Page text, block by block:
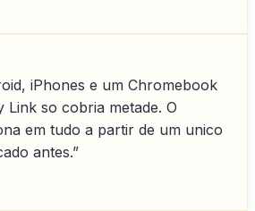
iPhones e um Chromebook
Link so cobria metade. O
em tudo a partir de um unico
antes.”